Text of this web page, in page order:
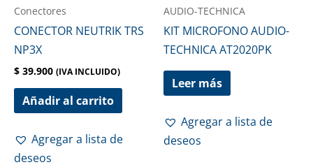
Conectores
CONECTOR NEUTRIK TRS
NP3X
$ 39.900 (IVA INCLUIDO)
Añadir al carrito
Agregar a lista de
deseos
AUDIO-TECHNICA
KIT MICROFONO AUDIO-
TECHNICA AT2020PK
Leer más
Agregar a lista de
deseos